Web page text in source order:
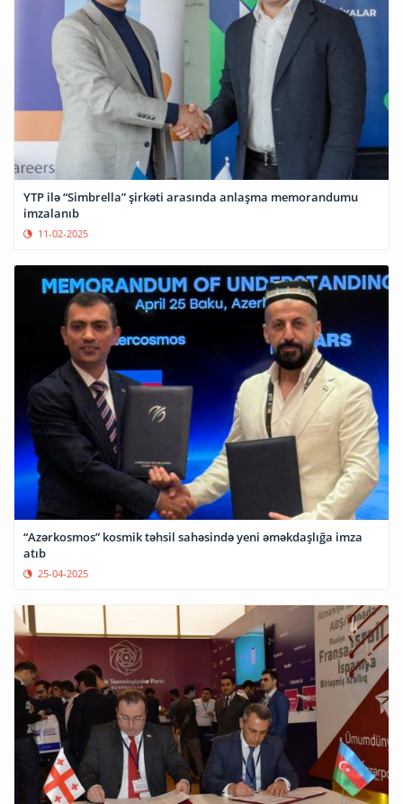
YTP ilə “Simbrella” şirkəti arasında anlaşma memorandumu
imzalanıb
11-02-2025
“Azərkosmos” kosmik təhsil sahəsində yeni əməkdaşlığa imza
atıb
25-04-2025